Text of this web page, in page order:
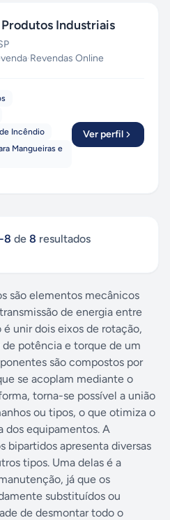
Produtos Industriais
·Revendas Online
Incêndio
Mangueiras e
Ver perfil
-8 de 8 resultados
são elementos mecânicos
de energia entre
unir dois eixos de rotação,
potência e torque de um
são compostos por
se acoplam mediante o
torna-se possível a união
ou tipos, o que otimiza o
dos equipamentos. A
bipartidos apresenta diversas
tipos. Uma delas é a
já que os
substituídos ou
de desmontar todo o